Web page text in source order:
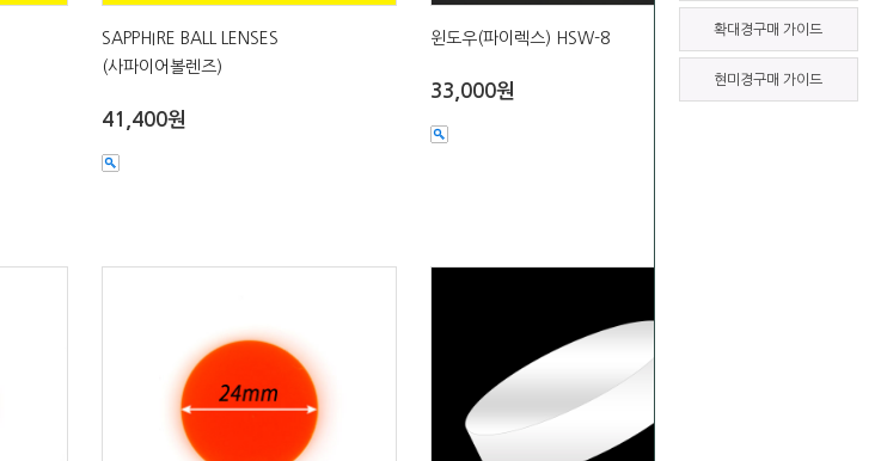
확대경구매 가이드
현미경구매 가이드
SAPPHIRE BALL LENSES
(사파이어볼렌즈)
41,400원
윈도우(파이렉스) HSW-8
33,000원